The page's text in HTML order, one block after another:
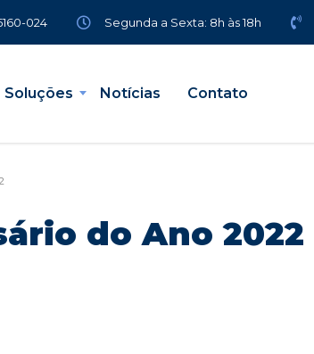
024 Segunda a Sexta: 8h às 18h
Soluções Notícias Contato
do Ano 2022